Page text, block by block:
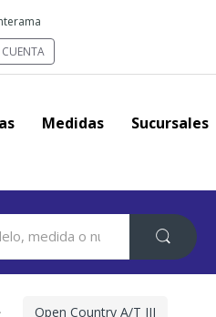
Medidas Sucursales
Open Country A/T III